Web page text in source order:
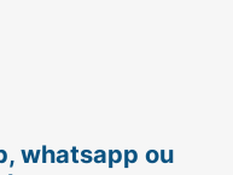
whatsapp ou